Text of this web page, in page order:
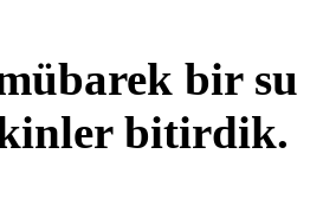
bir
bitirdik.